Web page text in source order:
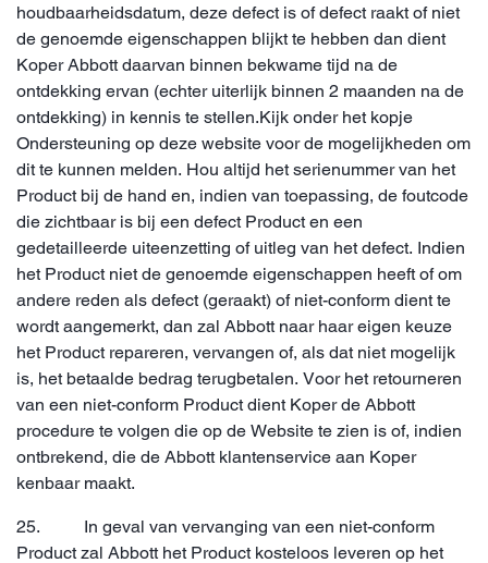
houdbaarheidsdatum, deze defect is of defect raakt of niet
de genoemde eigenschappen blijkt te hebben dan dient
Koper Abbott daarvan binnen bekwame tijd na de
ontdekking ervan (echter uiterlijk binnen 2 maanden na de
ontdekking) in kennis te stellen.Kijk onder het kopje
Ondersteuning op deze website voor de mogelijkheden om
dit te kunnen melden. Hou altijd het serienummer van het
Product bij de hand en, indien van toepassing, de foutcode
die zichtbaar is bij een defect Product en een
gedetailleerde uiteenzetting of uitleg van het defect. Indien
het Product niet de genoemde eigenschappen heeft of om
andere reden als defect (geraakt) of niet-conform dient te
wordt aangemerkt, dan zal Abbott naar haar eigen keuze
het Product repareren, vervangen of, als dat niet mogelijk
is, het betaalde bedrag terugbetalen. Voor het retourneren
van een niet-conform Product dient Koper de Abbott
procedure te volgen die op de Website te zien is of, indien
ontbrekend, die de Abbott klantenservice aan Koper
kenbaar maakt.
25. In geval van vervanging van een niet-conform
Product zal Abbott het Product kosteloos leveren op het